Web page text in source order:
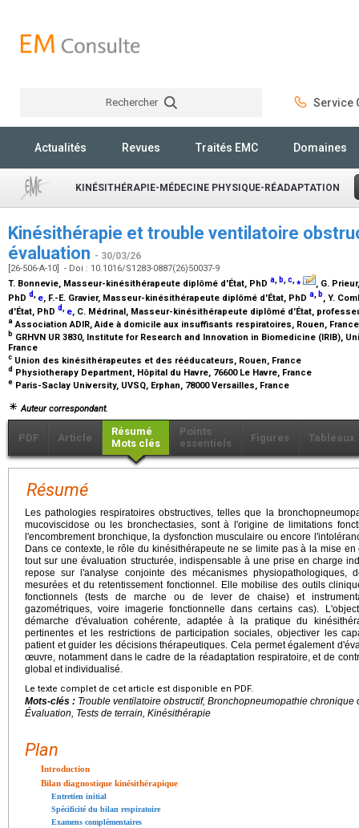
Rechercher Service
Actualités Revues Traités EMC Domaines
KINÉSITHÉRAPIE-MÉDECINE PHYSIQUE-RÉADAPTATION
Kinésithérapie et trouble ventilatoire
évaluation - 30/03/26
[26-506-A-10] - Doi : 10.1016/S1283-0887(26)50037-9
T. Bonnevie, Masseur-kinésithérapeute diplômé d'État, PhD a, b,c,⁎
, G.
PhD d e, F.-E. Gravier, Masseur-kinésithérapeute diplômé d'État, PhD a b, Y.
d'État, PhD d, e, C. Médrinal, Masseur-kinésithérapeute diplômé d'État,
a Association ADIR, Aide à domicile aux insuffisants respiratoires, Rouen,
b GRHVN UR 3830, Institute for Research and Innovation in Biomedicine (IRIB),
France
c Union des kinésithérapeutes et des rééducateurs, Rouen, France
d Physiotherapy Department, Hôpital du Havre, 76600 Le Havre, France
e Paris-Saclay University, UVSQ, Erphan, 78000 Versailles, France
Auteur correspondant.
PDF Article
Résumé
Mots clés
Points
essentiels
Figures Tableaux
Résumé
Les pathologies respiratoires obstructives, telles que la
mucoviscidose ou les bronchectasies, sont à l'origine de limitations
l'encombrement bronchique, la dysfonction musculaire ou encore
Dans ce contexte, le rôle du kinésithérapeute ne se limite pas à la mise
tout sur une évaluation structurée, indispensable à une prise en charge
repose sur l'analyse conjointe des mécanismes physiopathologiques,
mesurées et du retentissement fonctionnel. Elle mobilise des outils
fonctionnels (tests de marche ou de lever de chaise) et
gazométriques, voire imagerie fonctionnelle dans certains cas).
démarche d'évaluation cohérente, adaptée à la pratique du
pertinentes et les restrictions de participation sociales, objectiver les
patient et guider les décisions thérapeutiques. Cela permet également
œuvre, notamment dans le cadre de la réadaptation respiratoire, et de
global et individualisé.
Le texte complet de cet article est disponible en PDF.
Mots-clés : Trouble ventilatoire obstructif, Bronchopneumopathie
Évaluation, Tests de terrain, Kinésithérapie
Plan
Introduction
Bilan diagnostique kinésithérapique
Entretien initial
Spécificité du bilan respiratoire
Examens complémentaires